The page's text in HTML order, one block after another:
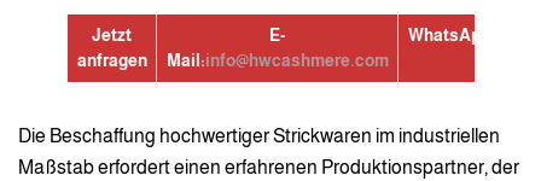
Jetzt
anfragen
E-
Mail:info@hwcashmere.com
WhatsApp:
Die Beschaffung hochwertiger Strickwaren im industriellen
Maßstab erfordert einen erfahrenen Produktionspartner, der